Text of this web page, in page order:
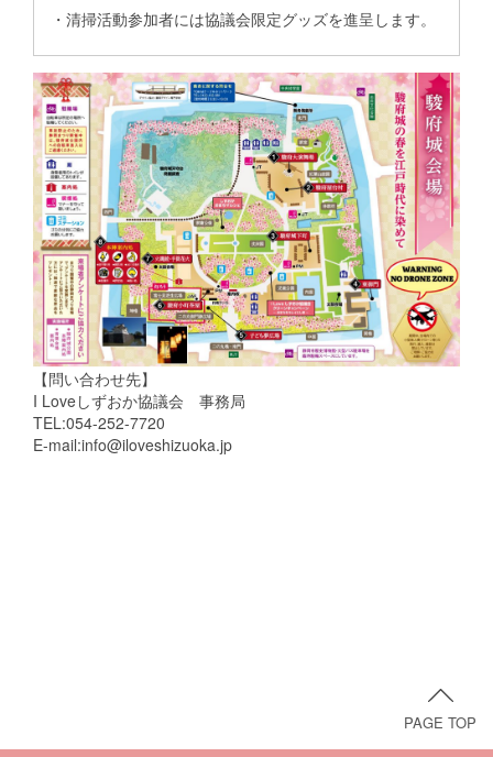
・清掃活動参加者には協議会限定グッズを進呈します。
【問い合わせ先】
I Loveしずおか協議会 事務局
TEL:054-252-7720
E-mail:info@iloveshizuoka.jp
PAGE TOP